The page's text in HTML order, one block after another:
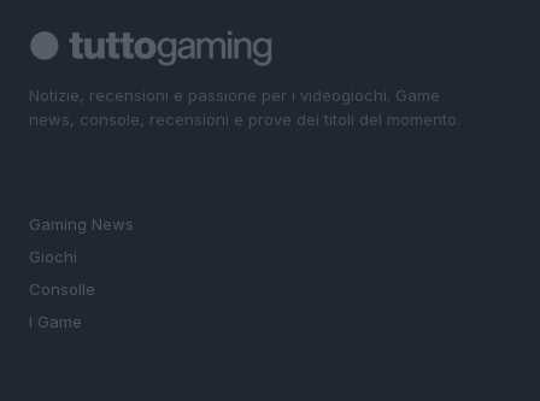
Notizie, recensioni e passione per i videogiochi. Game
news, console, recensioni e prove dei titoli del momento.
Gaming News
Giochi
Consolle
I Game